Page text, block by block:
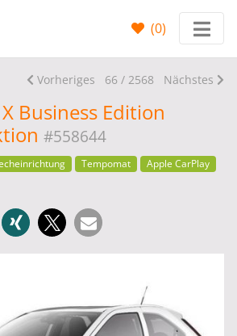
(0)
Vorheriges 66 / 2568 Nächstes
Business Edition
#558644
Tempomat
Apple CarPlay